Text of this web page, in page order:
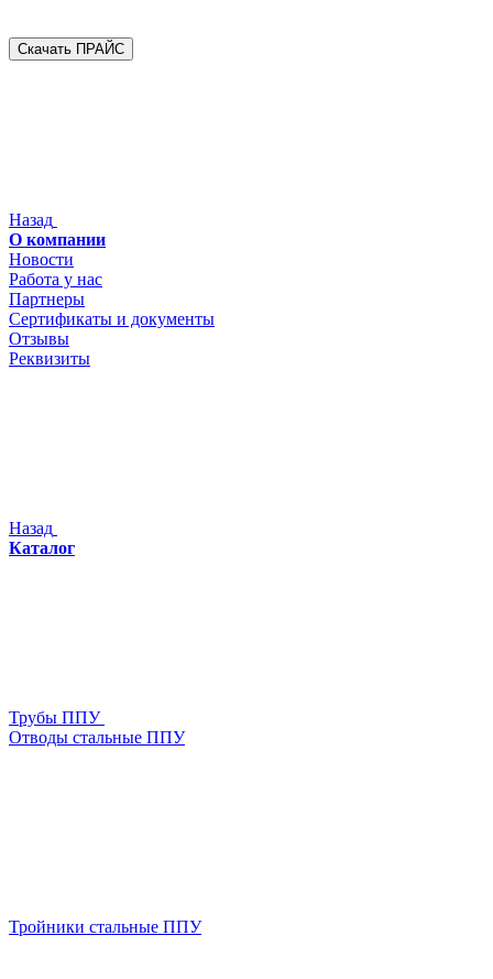
Скачать ПРАЙС
Назад
О компании
Новости
Работа у нас
Партнеры
Сертификаты и документы
Отзывы
Реквизиты
Назад
Каталог
Трубы ППУ
Отводы стальные ППУ
Тройники стальные ППУ